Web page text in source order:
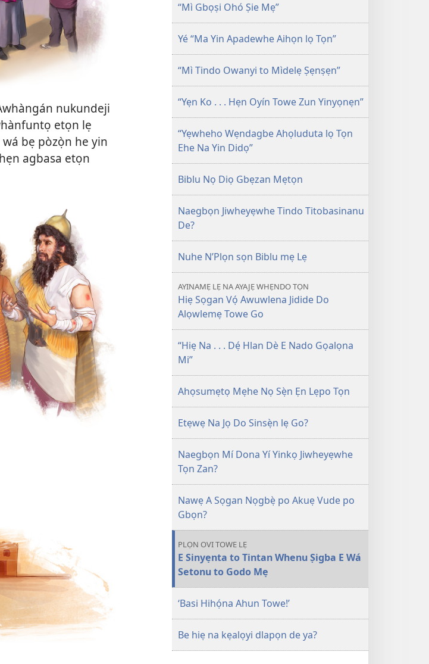
nukundeji
etọn lẹ
bẹ pòzọ̀n he yin
agbasa etọn
TỌN
Juillet
2012
“Mì Gbọṣi Ohó Ṣie Mẹ”
Yé “Ma Yin Apadewhe Aihọn lọ Tọn”
“Mì Tindo Owanyi to Mìdelẹ Ṣẹnṣẹn”
“Yẹn Ko . . . Hẹn Oyín Towe Zun Yinyọnẹn”
“Yẹwheho Wẹndagbe Ahọluduta lọ Tọn
Ehe Na Yin Didọ”
Biblu Nọ Diọ Gbẹzan Mẹtọn
Naegbọn Jiwheyẹwhe Tindo Titobasinanu
De?
Nuhe N’Plọn sọn Biblu mẹ Lẹ
AYINAMẸ LẸ NA AYAJẸ WHẸNDO TỌN
Hiẹ Sọgan Vọ́ Awuwlena Jidide Do
Alọwlemẹ Towe Go
“Hiẹ Na . . . Dẹ́ Hlan Dè E Nado Gọalọna
Mi”
Ahọsumẹtọ Mẹhe Nọ Sẹ̀n Ẹn Lẹpo Tọn
Etẹwẹ Na Jọ Do Sinsẹ̀n lẹ Go?
Naegbọn Mí Dona Yí Yinkọ Jiwheyẹwhe
Tọn Zan?
Nawẹ A Sọgan Nọgbẹ̀ po Akuẹ Vude po
Gbọn?
PLỌN OVI TOWE LẸ
E Sinyẹnta to Tintan Whenu Ṣigba E Wá
Setonu to Godo Mẹ
‘Basi Hihọ́na Ahun Towe!’
Be hiẹ na kẹalọyi dlapọn de ya?